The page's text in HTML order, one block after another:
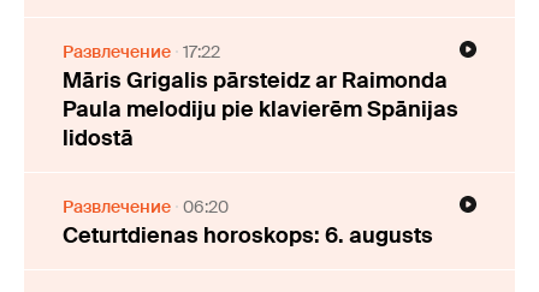
Развлечение 17:22
Māris Grigalis pārsteidz ar Raimonda
Paula melodiju pie klavierēm Spānijas
lidostā
Развлечение 06:20
Ceturtdienas horoskops: 6. augusts